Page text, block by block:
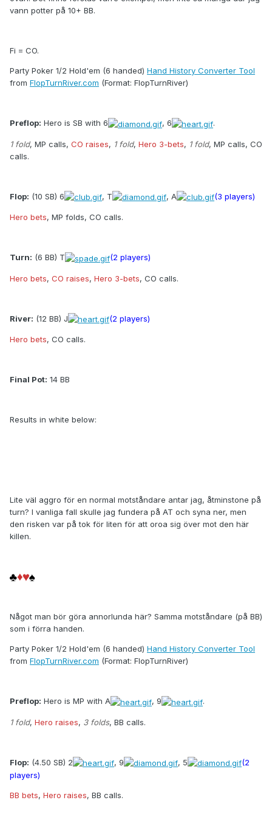
vann potter på 10+ BB.
Fi = CO.
Party Poker 1/2 Hold'em (6 handed) Hand History Converter Tool
from FlopTurnRiver.com (Format: FlopTurnRiver)
Preflop: Hero is SB with 6 , 6 .
1 fold, MP calls, CO raises, 1 fold, Hero 3-bets, 1 fold, MP calls, CO
calls.
Flop: (10 SB) 6 , T , A (3 players)
Hero bets, MP folds, CO calls.
Turn: (6 BB) T (2 players)
Hero bets, CO raises, Hero 3-bets, CO calls.
River: (12 BB) J (2 players)
Hero bets, CO calls.
Final Pot: 14 BB
Results in white below:
Lite väl aggro för en normal motståndare antar jag, åtminstone på
turn? I vanliga fall skulle jag fundera på AT och syna ner, men
den risken var på tok för liten för att oroa sig över mot den här
killen.
Något man bör göra annorlunda här? Samma motståndare (på BB)
som i förra handen.
Party Poker 1/2 Hold'em (6 handed) Hand History Converter Tool
from FlopTurnRiver.com (Format: FlopTurnRiver)
Preflop: Hero is MP with A , 9 .
1 fold, Hero raises, 3 folds, BB calls.
Flop: (4.50 SB) 2 , 9 , 5
(2
players)
BB bets, Hero raises, BB calls.